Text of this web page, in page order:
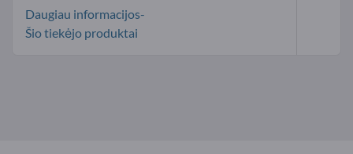
Daugiau informacijos-
Šio tiekėjo produktai